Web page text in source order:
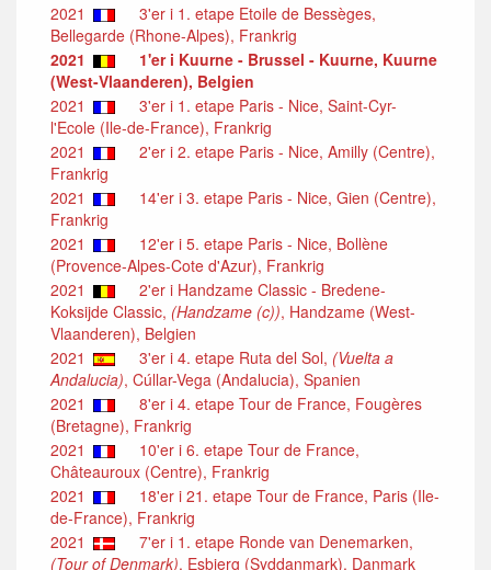
2021
3'er i 1. etape Etoile de Bessèges,
Bellegarde (Rhone-Alpes), Frankrig
2021
1'er i Kuurne - Brussel - Kuurne, Kuurne
(West-Vlaanderen), Belgien
2021
3'er i 1. etape Paris - Nice, Saint-Cyr-
l'Ecole (Ile-de-France), Frankrig
2021
2'er i 2. etape Paris - Nice, Amilly (Centre),
Frankrig
2021
14'er i 3. etape Paris - Nice, Gien (Centre),
Frankrig
2021
12'er i 5. etape Paris - Nice, Bollène
(Provence-Alpes-Cote d'Azur), Frankrig
2021
2'er i Handzame Classic - Bredene-
Koksijde Classic, (Handzame (c)), Handzame (West-
Vlaanderen), Belgien
2021
3'er i 4. etape Ruta del Sol, (Vuelta a
Andalucia), Cúllar-Vega (Andalucia), Spanien
2021
8'er i 4. etape Tour de France, Fougères
(Bretagne), Frankrig
2021
10'er i 6. etape Tour de France,
Châteauroux (Centre), Frankrig
2021
18'er i 21. etape Tour de France, Paris (Ile-
de-France), Frankrig
2021
7'er i 1. etape Ronde van Denemarken,
(Tour of Denmark), Esbjerg (Syddanmark), Danmark